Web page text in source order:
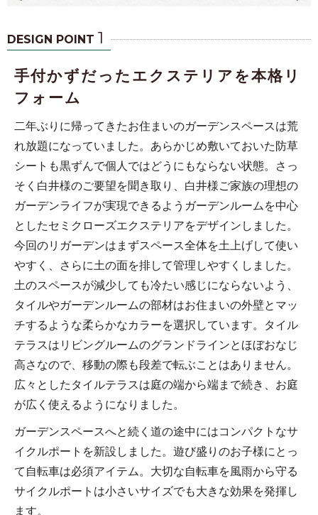
DESIGN POINT 1
手付かずだったエクステリアを本格リ
フォーム
二年ぶりに帰ってきたお住まいのガーデンスペースは荒
れ放題になっていました。あらかじめ敷いておいた防草
シートも黒ずんで個人ではどうにもならない状態。さっ
そく白井様のご要望を聞き取り、白井様ご家族の理想の
ガーデンライフが実現できるようガーデンルームを中心
としたセミクローズエクステリアをデザインしました。
今回のリガーデンはまずスペース全体を土上げして使い
やすく、さらに土の面を排して管理しやすくしました。
土のスペースが減少しても冷たい感じにならないよう、
タイルやガーデンルームの部材はお住まいの外壁とマッ
チするような柔らかなカラーを選択しています。タイル
テラスはリビングルームのグランドラインとほぼおなじ
高さなので、移動の際も段差で転ぶことはありません。
広々としたタイルテラスは庭の端から端まで続き、お庭
が広く使えるようになりました。
ガーデンスペースへと続く道の途中にはコンパクトなサ
イクルポートを新設しました。遊び盛りのお子様にとっ
て自転車は必須アイテム。大切な自転車を風雨から守る
サイクルポートは小さいサイズでも大きな効果を発揮し
ます。